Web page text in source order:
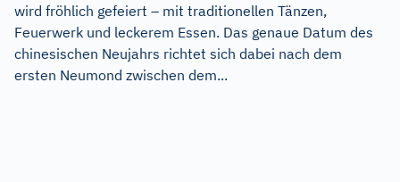
wird fröhlich gefeiert – mit traditionellen Tänzen,
Feuerwerk und leckerem Essen. Das genaue Datum des
chinesischen Neujahrs richtet sich dabei nach dem
ersten Neumond zwischen dem...